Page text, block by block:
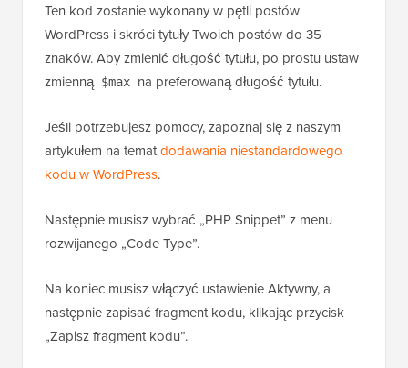
Ten kod zostanie wykonany w pętli postów
WordPress i skróci tytuły Twoich postów do 35
znaków. Aby zmienić długość tytułu, po prostu ustaw
zmienną $max na preferowaną długość tytułu.
Jeśli potrzebujesz pomocy, zapoznaj się z naszym
artykułem na tematdodawania niestandardowego
kodu w WordPress.
Następnie musisz wybrać „PHP Snippet” z menu
rozwijanego „Code Type”.
Na koniec musisz włączyć ustawienie Aktywny, a
następnie zapisać fragment kodu, klikając przycisk
„Zapisz fragment kodu”.